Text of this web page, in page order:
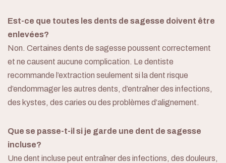
Est-ce que toutes les dents de sagesse doivent être
enlevées?
Non. Certaines dents de sagesse poussent correctement
et ne causent aucune complication. Le dentiste
recommande l’extraction seulement si la dent risque
d’endommager les autres dents, d’entraîner des infections,
des kystes, des caries ou des problèmes d’alignement.
Que se passe-t-il si je garde une dent de sagesse
incluse?
Une dent incluse peut entraîner des infections, des douleurs,